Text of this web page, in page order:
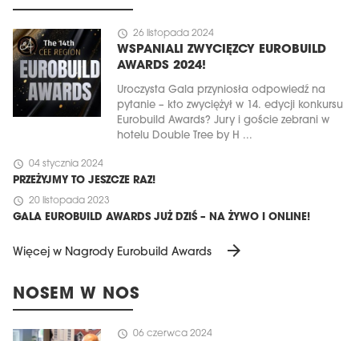
schedule 26 listopada 2024
WSPANIALI ZWYCIĘZCY EUROBUILD
AWARDS 2024!
Uroczysta Gala przyniosła odpowiedź na
pytanie – kto zwyciężył w 14. edycji konkursu
Eurobuild Awards? Jury i goście zebrani w
hotelu Double Tree by H ...
schedule 04 stycznia 2024
PRZEŻYJMY TO JESZCZE RAZ!
schedule 20 listopada 2023
GALA EUROBUILD AWARDS JUŻ DZIŚ – NA ŻYWO I ONLINE!
Więcej w Nagrody Eurobuild Awards arrow_forward
NOSEM W NOS
schedule 06 czerwca 2024